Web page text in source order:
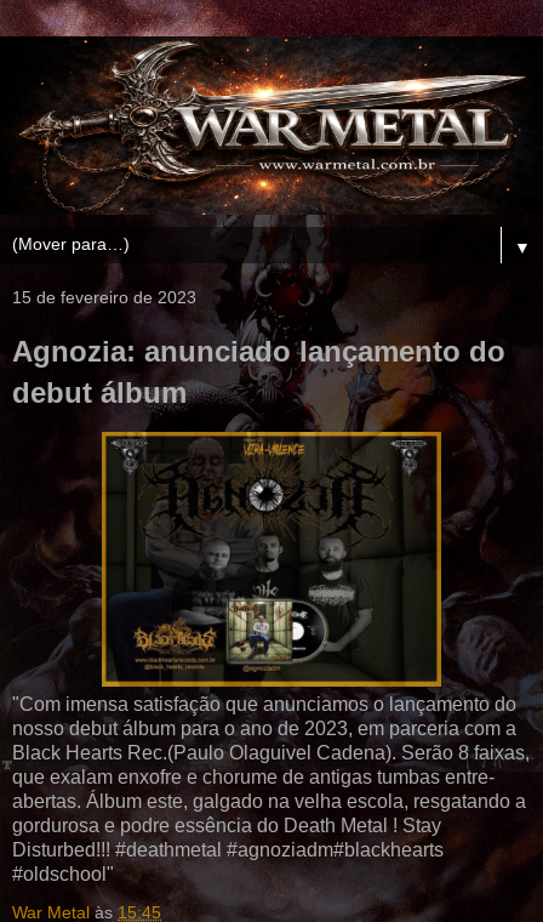
▼
15 de fevereiro de 2023
Agnozia: anunciado lançamento do
debut álbum
"Com imensa satisfação que anunciamos o lançamento do
nosso debut álbum para o ano de 2023, em parceria com a
Black Hearts Rec.(Paulo Olaguivel Cadena). Serão 8 faixas,
que exalam enxofre e chorume de antigas tumbas entre-
abertas. Álbum este, galgado na velha escola, resgatando a
gordurosa e podre essência do Death Metal ! Stay
Disturbed!!! #deathmetal #agnoziadm#blackhearts
#oldschool"
War Metal às 15:45